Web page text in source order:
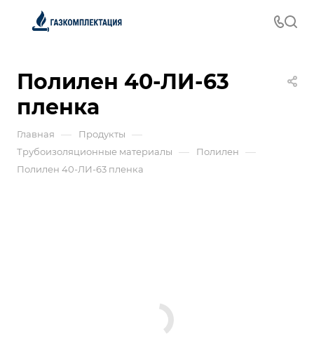
Полилен 40-ЛИ-63
пленка
Главная — Продукты —
Трубоизоляционные материалы — Полилен —
Полилен 40-ЛИ-63 пленка